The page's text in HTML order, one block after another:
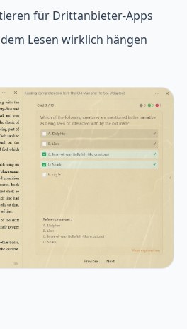
für Drittanbieter-Apps
Lesen wirklich hängen